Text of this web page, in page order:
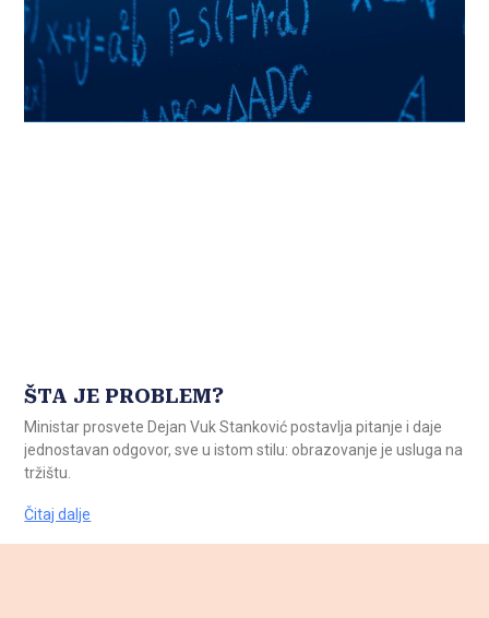
ŠTA JE PROBLEM?
Ministar prosvete Dejan Vuk Stanković postavlja pitanje i daje
jednostavan odgovor, sve u istom stilu: obrazovanje je usluga na
tržištu.
Čitaj dalje